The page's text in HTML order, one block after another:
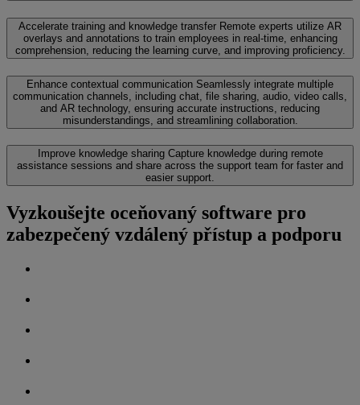
Accelerate training and knowledge transfer Remote experts utilize AR
overlays and annotations to train employees in real-time, enhancing
comprehension, reducing the learning curve, and improving proficiency.
Enhance contextual communication Seamlessly integrate multiple
communication channels, including chat, file sharing, audio, video calls,
and AR technology, ensuring accurate instructions, reducing
misunderstandings, and streamlining collaboration.
Improve knowledge sharing Capture knowledge during remote
assistance sessions and share across the support team for faster and
easier support.
Vyzkoušejte oceňovaný software pro
zabezpečený vzdálený přístup a podporu